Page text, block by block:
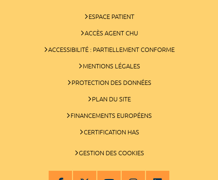
ESPACE PATIENT
ACCÈS AGENT CHU
ACCESSIBILITÉ : PARTIELLEMENT CONFORME
MENTIONS LÉGALES
PROTECTION DES DONNÉES
PLAN DU SITE
FINANCEMENTS EUROPÉENS
CERTIFICATION HAS
GESTION DES COOKIES